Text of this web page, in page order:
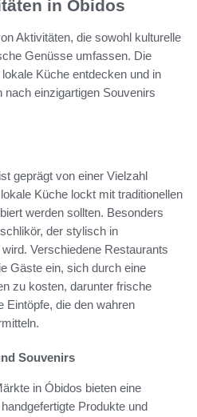
in Óbidos
Aktivitäten, die sowohl kulturelle
Genüsse umfassen. Die
Küche entdecken und in
einzigartigen Souvenirs
geprägt von einer Vielzahl
Küche lockt mit traditionellen
werden sollten. Besonders
der stylisch in
Verschiedene Restaurants
Gäste ein, sich durch eine
zu kosten, darunter frische
Eintöpfe, die den wahren
Souvenirs
in Óbidos bieten eine
Produkte und